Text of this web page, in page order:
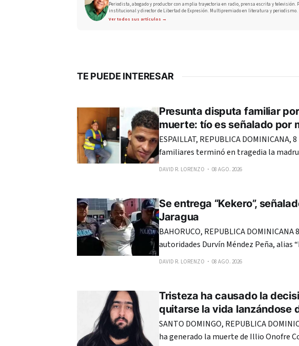
Periodista, abogado y productor con amplia trayectoria en radio, prensa escrita y televisión.
institucional y director de Libertad de Expresión. Multipremiado en literatura y periodismo.
Ver todos sus artículos →
TE PUEDE INTERESAR
Presunta disputa familiar
muerte: tío es señalado por
ESPAILLAT, REPUBLICA DOMINICANA,
familiares terminó en tragedia la
Española, de Moca, donde un joven de
DAVID R. LORENZO 08 AGO. 2026
Se entrega “Kekero”,
Jaragua
BAHORUCO, REPUBLICA
autoridades Durvín Méndez Peña, alias
responsable de la muerte del
DAVID R. LORENZO 08 AGO. 2026
Tristeza ha causado la
quitarse la vida lanzándose
SANTO DOMINGO, REPUBLICA
ha generado la muerte de Illio Onofre